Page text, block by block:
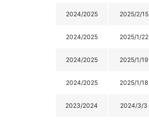
2024/2025 2025/2/15
2024/2025 2025/1/22
2024/2025 2025/1/19
2024/2025 2025/1/18
2023/2024 2024/3/3